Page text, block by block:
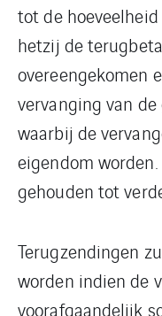
tot de
hetzij de
overeengekomen
vervanging van
waarbij de
eigendom
gehouden tot
Terugzendingen
worden indien de
voorafgaandelijk